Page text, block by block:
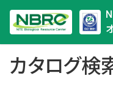
カタログ検